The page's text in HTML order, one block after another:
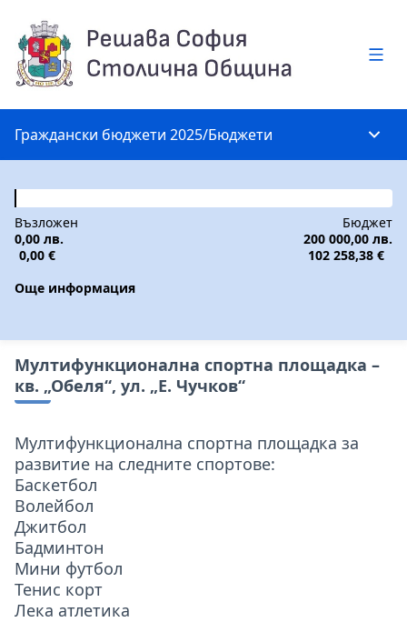
Граждански бюджети 2025/Бюджети
Възложен
0,00 лв.
0,00 €
Бюджет
200 000,00 лв.
102 258,38 €
Още информация
Мултифункционална спортна площадка –
кв. „Обеля“, ул. „Е. Чучков“
Мултифункционална спортна площадка за
развитие на следните спортове:
Баскетбол
Волейбол
Джитбол
Бадминтон
Мини футбол
Тенис корт
Лека атлетика